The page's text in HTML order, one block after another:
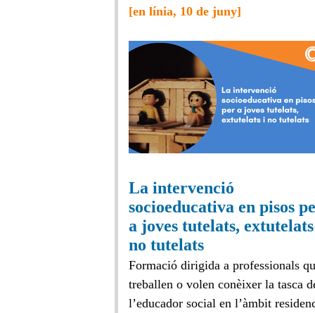
[en línia, 10 de juny]
La intervenció
socioeducativa en pisos
a joves tutelats,
no tutelats
Formació dirigida a professionals
treballen o volen conèixer la tasca
l’educador social en l’àmbit